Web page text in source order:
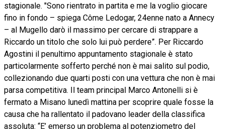
stagionale. "Sono rientrato in partita e me la voglio giocare
fino in fondo – spiega Côme Ledogar, 24enne nato a Annecy
– al Mugello darò il massimo per cercare di strappare a
Riccardo un titolo che solo lui può perdere”. Per Riccardo
Agostini il penultimo appuntamento stagionale è stato
particolarmente sofferto perché non è mai salito sul podio,
collezionando due quarti posti con una vettura che non è mai
parsa competitiva. Il team principal Marco Antonelli si è
fermato a Misano lunedì mattina per scoprire quale fosse la
causa che ha rallentato il padovano leader della classifica
assoluta: “E’ emerso un problema al potenziometro del